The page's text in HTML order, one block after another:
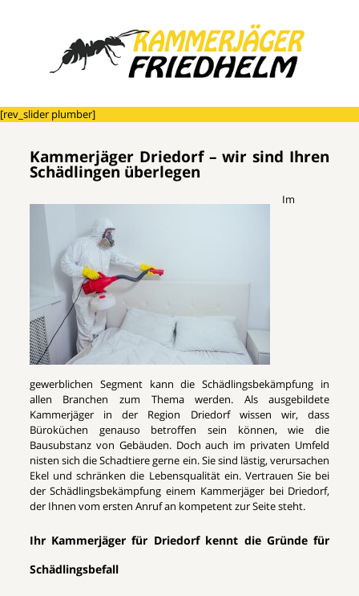
[rev_slider plumber]
Kammerjäger Driedorf – wir sind Ihren
Schädlingen überlegen
Im
gewerblichen Segment kann die Schädlingsbekämpfung in
allen Branchen zum Thema werden. Als ausgebildete
Kammerjäger in der Region Driedorf wissen wir, dass
Büroküchen genauso betroffen sein können, wie die
Bausubstanz von Gebäuden. Doch auch im privaten Umfeld
nisten sich die Schadtiere gerne ein. Sie sind lästig, verursachen
Ekel und schränken die Lebensqualität ein. Vertrauen Sie bei
der Schädlingsbekämpfung einem Kammerjäger bei Driedorf,
der Ihnen vom ersten Anruf an kompetent zur Seite steht.
Ihr Kammerjäger für Driedorf kennt die Gründe für
Schädlingsbefall